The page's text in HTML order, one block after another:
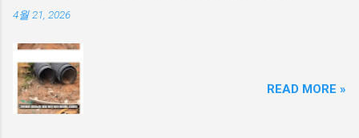
4월 21, 2026
READ MORE »